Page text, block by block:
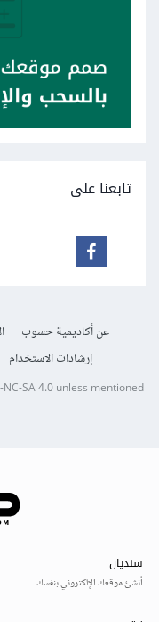
تابعنا على
عن أكاديمية حسوب
إرشادات الاستخدام
NC-SA 4.0unless mentioned